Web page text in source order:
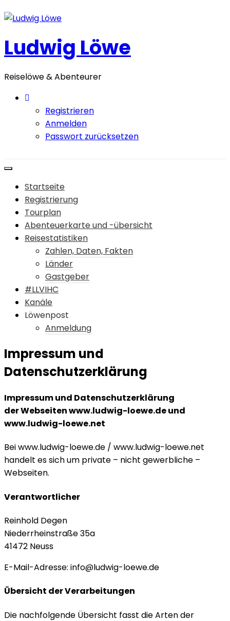
Zum
Inhalt
Ludwig Löwe
Reiselöwe & Abenteurer
Registrieren
Anmelden
Passwort zurücksetzen
Startseite
Registrierung
Tourplan
Abenteuerkarte und -übersicht
Reisestatistiken
Zahlen, Daten, Fakten
Länder
Gastgeber
#LLVIHC
Kanäle
Löwenpost
Anmeldung
Impressum und
Datenschutzerklärung
Impressum und Datenschutzerklärung
der Webseiten www.ludwig-loewe.de und
www.ludwig-loewe.net
Bei www.ludwig-loewe.de / www.ludwig-loewe.net
handelt es sich um private – nicht gewerbliche –
Webseiten.
Verantwortlicher
Reinhold Degen
Niederrheinstraße 35a
41472 Neuss
E-Mail-Adresse: info@ludwig-loewe.de
Übersicht der Verarbeitungen
Die nachfolgende Übersicht fasst die Arten der